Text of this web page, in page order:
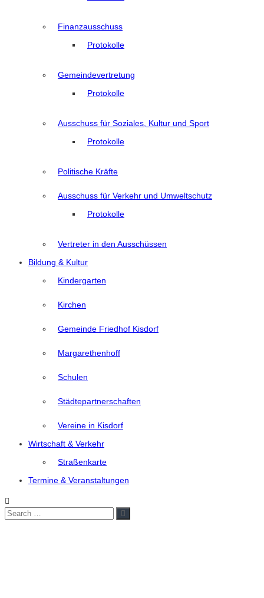
Finanzausschuss
Protokolle
Gemeindevertretung
Protokolle
Ausschuss für Soziales, Kultur und Sport
Protokolle
Politische Kräfte
Ausschuss für Verkehr und Umweltschutz
Protokolle
Vertreter in den Ausschüssen
Bildung & Kultur
Kindergarten
Kirchen
Gemeinde Friedhof Kisdorf
Margarethenhoff
Schulen
Städtepartnerschaften
Vereine in Kisdorf
Wirtschaft & Verkehr
Straßenkarte
Termine & Veranstaltungen
Search
Search